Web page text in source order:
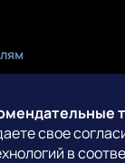
свое
в